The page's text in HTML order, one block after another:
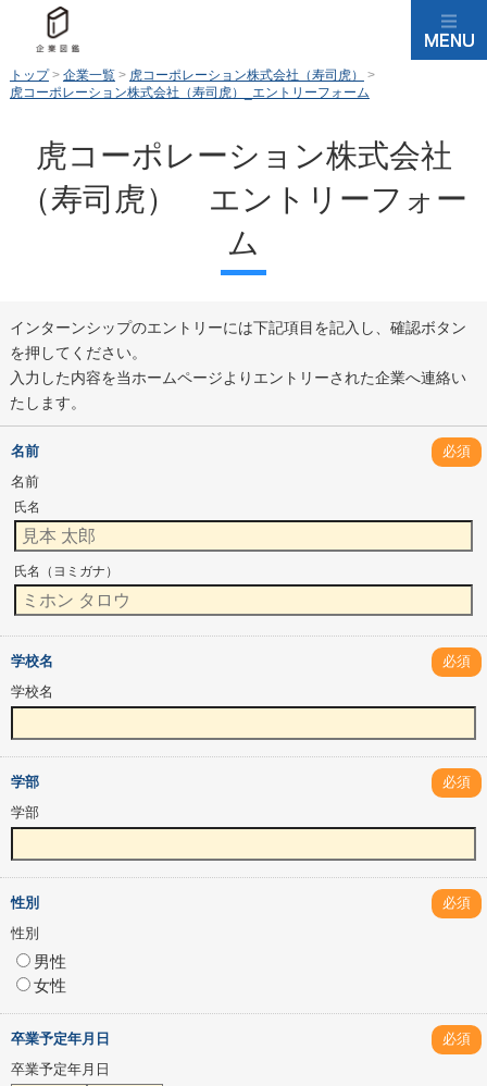
トップ > 企業一覧 > 虎コーポレーション株式会社（寿司虎）
>
虎コーポレーション株式会社（寿司虎）_エントリーフォーム
虎コーポレーション株式会社
（寿司虎） エントリーフォー
ム
インターンシップのエントリーには下記項目を記入し、確認ボタン
を押してください。
入力した内容を当ホームページよりエントリーされた企業へ連絡い
たします。
名前
必須
名前
氏名
氏名（ヨミガナ）
学校名
必須
学校名
学部
必須
学部
性別
必須
性別
男性
女性
卒業予定年月日
必須
卒業予定年月日